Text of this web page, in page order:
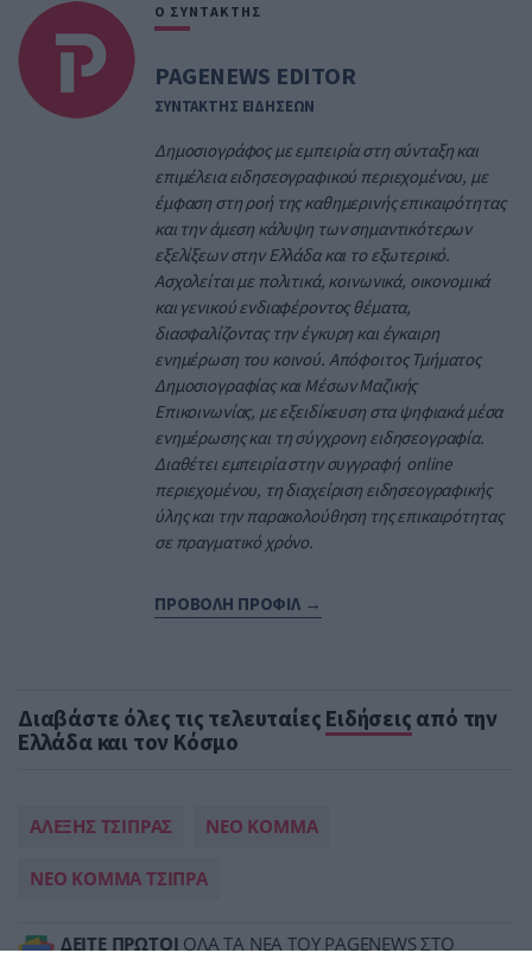
Ο ΣΥΝΤΑΚΤΗΣ
PAGENEWS EDITOR
ΣΥΝΤΑΚΤΗΣ ΕΙΔΗΣΕΩΝ
Δημοσιογράφος με εμπειρία στη σύνταξη και
επιμέλεια ειδησεογραφικού περιεχομένου, με
έμφαση στη ροή της καθημερινής επικαιρότητας
και την άμεση κάλυψη των σημαντικότερων
εξελίξεων στην Ελλάδα και το εξωτερικό.
Ασχολείται με πολιτικά, κοινωνικά, οικονομικά
και γενικού ενδιαφέροντος θέματα,
διασφαλίζοντας την έγκυρη και έγκαιρη
ενημέρωση του κοινού. Απόφοιτος Τμήματος
Δημοσιογραφίας και Μέσων Μαζικής
Επικοινωνίας, με εξειδίκευση στα ψηφιακά μέσα
ενημέρωσης και τη σύγχρονη ειδησεογραφία.
Διαθέτει εμπειρία στην συγγραφή online
περιεχομένου, τη διαχείριση ειδησεογραφικής
ύλης και την παρακολούθηση της επικαιρότητας
σε πραγματικό χρόνο.
ΠΡΟΒΟΛΗ ΠΡΟΦΙΛ →
Διαβάστε όλες τις τελευταίες Ειδήσεις από την
Ελλάδα και τον Κόσμο
ΑΛΕΞΗΣ ΤΣΙΠΡΑΣ ΝΕΟ ΚΟΜΜΑ
ΝΕΟ ΚΟΜΜΑ ΤΣΙΠΡΑ
ΔΕΙΤΕ ΠΡΩΤΟΙ ΟΛΑ ΤΑ ΝΕΑ ΤΟΥ PAGENEWS ΣΤΟ